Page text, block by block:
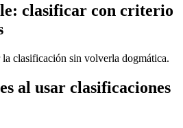
clasificar con criterio
la clasificación sin volverla dogmática.
al usar clasificaciones